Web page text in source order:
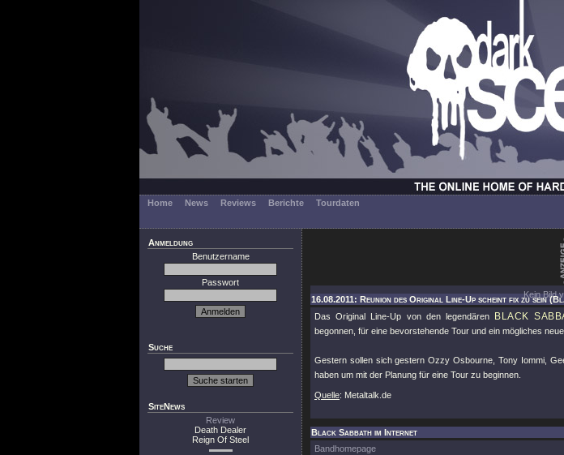
Home News Reviews Berichte
Tourdaten
Anmeldung
Benutzername
Passwort
Suche
SiteNews
Review
Death Dealer
Reign Of Steel
Kein Bild
16.08.2011: Reunion des Original Line-Up scheint fix zu sein
Das Original Line-Up von den legendären
BLACK
begonnen, für eine bevorstehende Tour und ein mögliches
Gestern sollen sich gestern Ozzy Osbourne, Tony Iommi,
haben um mit der Planung für eine Tour zu beginnen.
Quelle: Metaltalk.de
Black Sabbath im Internet
Bandhomepage